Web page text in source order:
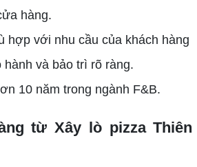
hàng.
hợp với nhu cầu của khách hàng
hành và bảo trì rõ ràng.
10 năm trong ngành F&B.
từ Xây lò pizza Thiên